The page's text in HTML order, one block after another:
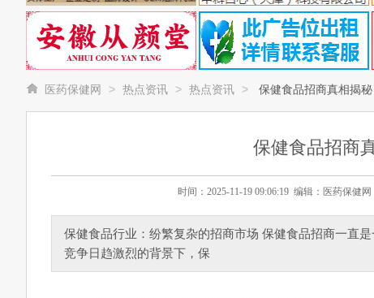
医药保健网 > 热点资讯 > 热点资讯 > 保健食品招商真相揭
保健食品招商
时间：2025-11-19 09:06:19 编辑：医药保健
保健食品行业：纷繁复杂的招商市场 保健食品招商一直
竞争日趋激烈的背景下，保